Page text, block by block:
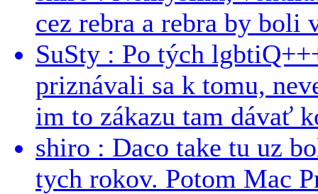
cez rebra a rebra by boli
SuSty : Po tých
priznávali sa k tomu,
im to zákazu tam dávať
shiro : Daco take tu uz
tych rokov. Potom Mac